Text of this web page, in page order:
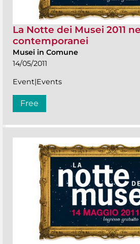
La Notte dei Musei 2011
contemporanei
Musei in Comune
14/05/2011
Event|Events
Free